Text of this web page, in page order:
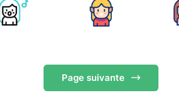
Page suivante